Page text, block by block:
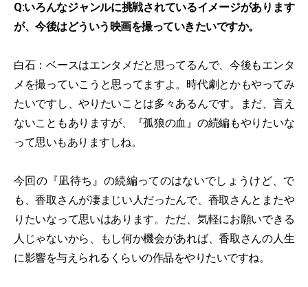
Q:いろんなジャンルに挑戦されているイメージがあります
が、今後はどういう映画を撮っていきたいですか。
白石：ベースはエンタメだと思ってるんで、今後もエンタ
メを撮っていこうと思ってますよ。時代劇とかもやってみ
たいですし、やりたいことは多々あるんです。まだ、言え
ないこともありますが、『孤狼の血』の続編もやりたいな
って思いもありますしね。
今回の『凪待ち』の続編ってのはないでしょうけど、で
も、香取さんが凄まじい人だったんで、香取さんとまたや
りたいなって思いはあります。ただ、気軽にお願いできる
人じゃないから、もし何か機会があれば、香取さんの人生
に影響を与えられるくらいの作品をやりたいですね。